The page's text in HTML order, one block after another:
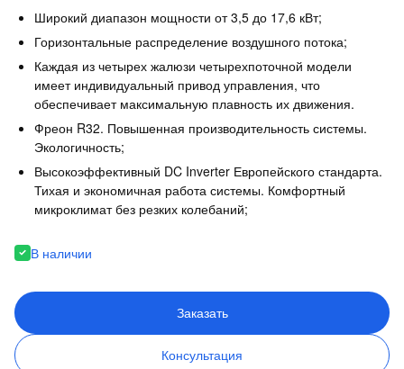
Широкий диапазон мощности от 3,5 до 17,6 кВт;
Горизонтальные распределение воздушного потока;
Каждая из четырех жалюзи четырехпоточной модели
имеет индивидуальный привод управления, что
обеспечивает максимальную плавность их движения.
Фреон R32. Повышенная производительность системы.
Экологичность;
Высокоэффективный DC Inverter Европейского стандарта.
Тихая и экономичная работа системы. Комфортный
микроклимат без резких колебаний;
В наличии
Заказать
Консультация